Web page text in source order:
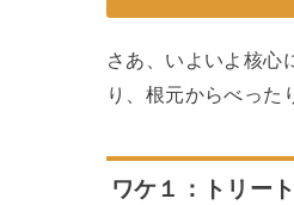
さあ、いよいよ核心
り、根元からべった
ワケ１：トリー